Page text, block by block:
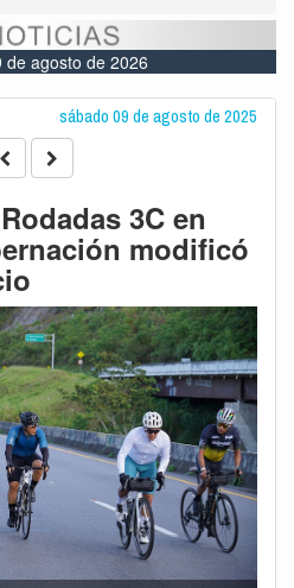
de agosto de 2026
sábado 09 de agosto de 2025
3C en
modificó